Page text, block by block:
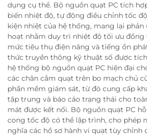
dụng cụ thể. Bộ nguồn quạt PC tích
biến nhiệt độ, tự động điều chỉnh tốc
kiện nhiệt của hệ thống, mang lại
hoạt nhằm duy trì nhiệt độ tối ưu
mức tiêu thụ điện năng và tiếng ồn
thức truyền thông kỹ thuật số được
hệ thống bộ nguồn quạt PC hiện đại
các chân cắm quạt trên bo mạch chủ
phần mềm giám sát, từ đó cung cấp
tập trung và báo cáo trạng thái cho
mát được kết nối. Bộ nguồn quạt PC
cong tốc độ có thể lập trình, cho phép
nghĩa các hồ sơ hành vi quạt tùy chỉnh